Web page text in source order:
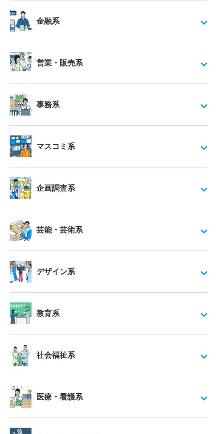
金融系
営業・販売系
事務系
マスコミ系
企画調査系
芸能・芸術系
デザイン系
教育系
社会福祉系
医療・看護系